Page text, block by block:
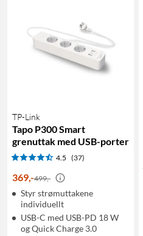
TP-Link
Tapo P300 Smart
grenuttak med USB-porter
4.5 (37)
369,-499,-
Styr strømuttakene
individuellt
USB-C med USB-PD 18 W
og Quick Charge 3.0